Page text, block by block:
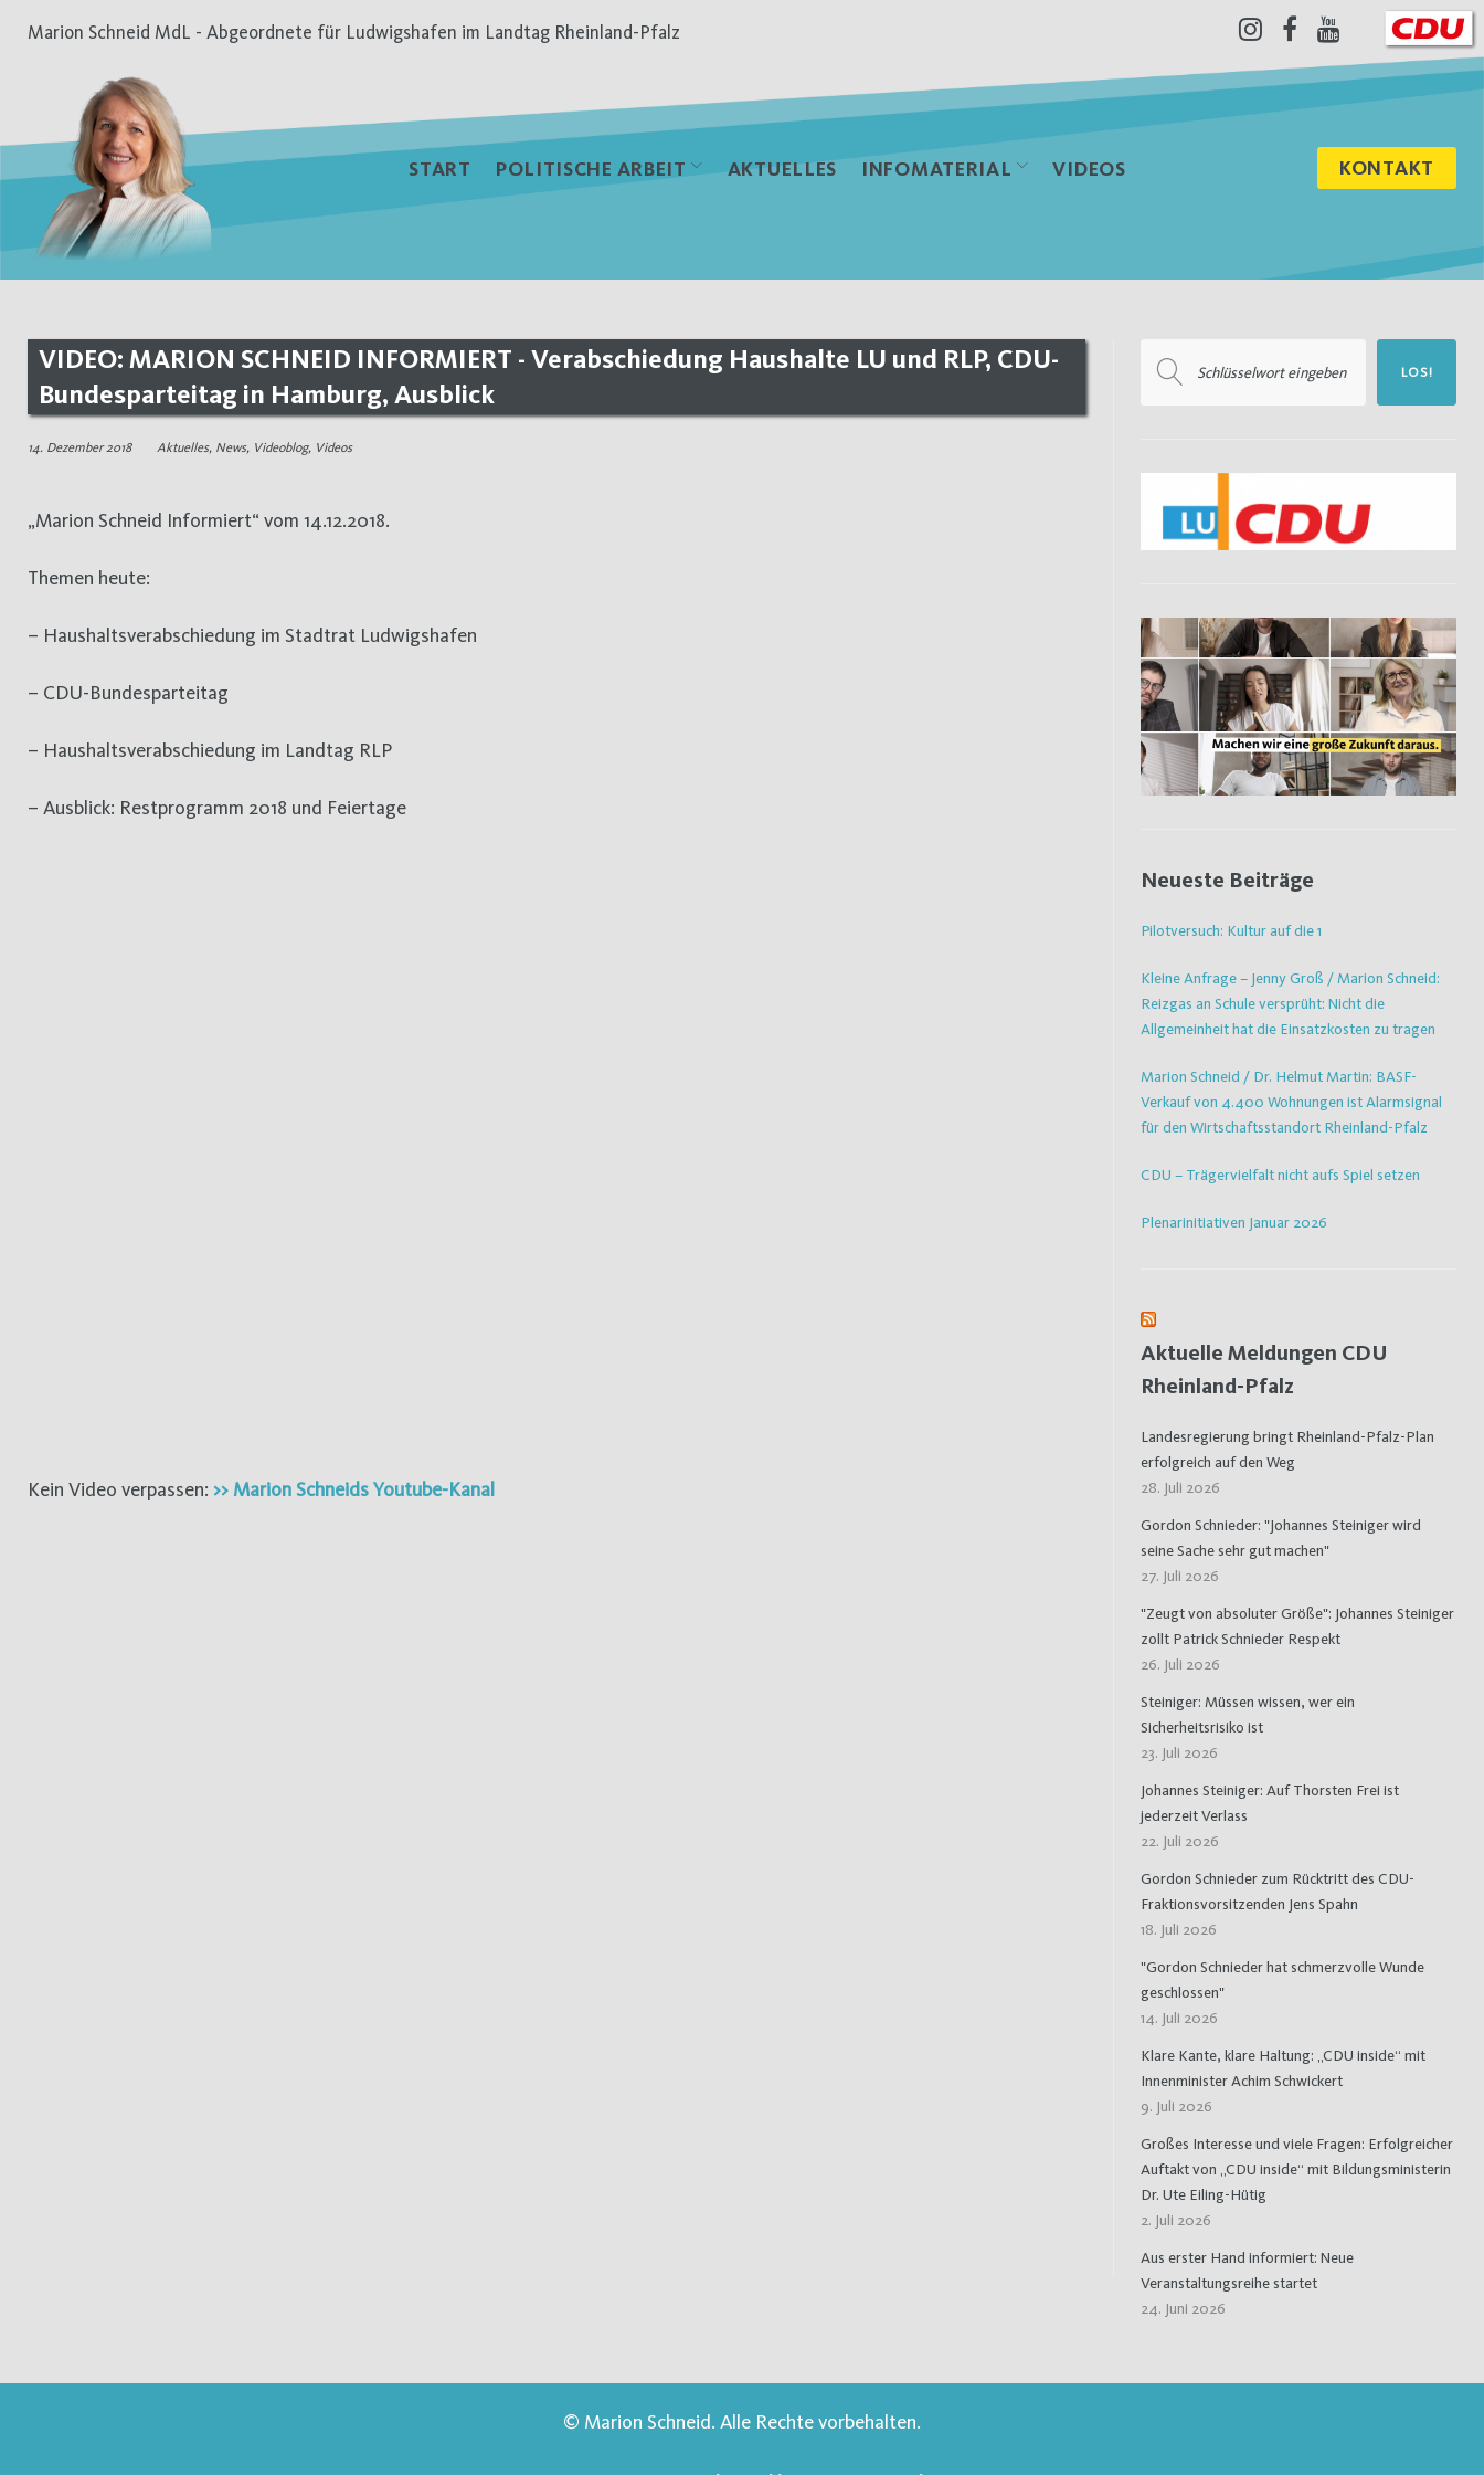
Inhalt
Marion Schneid MdL - Abgeordnete für Ludwigshafen im Landtag Rheinland-Pfalz
Instagram
Facebook
Youtube
START POLITISCHE ARBEIT AKTUELLES INFOMATERIAL VIDEOS KONTAKT
VIDEO: MARION SCHNEID INFORMIERT - Verabschiedung Haushalte LU und RLP, CDU-
Bundesparteitag in Hamburg, Ausblick
14. Dezember 2018 Aktuelles, News, Videoblog, Videos
„Marion Schneid Informiert“ vom 14.12.2018.
Themen heute:
– Haushaltsverabschiedung im Stadtrat Ludwigshafen
– CDU-Bundesparteitag
– Haushaltsverabschiedung im Landtag RLP
– Ausblick: Restprogramm 2018 und Feiertage
Kein Video verpassen: >> Marion Schneids Youtube-Kanal
nach:
LOS!
Neueste Beiträge
Pilotversuch: Kultur auf die 1
Kleine Anfrage – Jenny Groß / Marion Schneid:
Reizgas an Schule versprüht: Nicht die
Allgemeinheit hat die Einsatzkosten zu tragen
Marion Schneid / Dr. Helmut Martin: BASF-
Verkauf von 4.400 Wohnungen ist Alarmsignal
für den Wirtschaftsstandort Rheinland-Pfalz
CDU – Trägervielfalt nicht aufs Spiel setzen
Plenarinitiativen Januar 2026
Aktuelle Meldungen CDU
Rheinland-Pfalz
Landesregierung bringt Rheinland-Pfalz-Plan
erfolgreich auf den Weg
28. Juli 2026
Gordon Schnieder: "Johannes Steiniger wird
seine Sache sehr gut machen"
27. Juli 2026
"Zeugt von absoluter Größe": Johannes Steiniger
zollt Patrick Schnieder Respekt
26. Juli 2026
Steiniger: Müssen wissen, wer ein
Sicherheitsrisiko ist
23. Juli 2026
Johannes Steiniger: Auf Thorsten Frei ist
jederzeit Verlass
22. Juli 2026
Gordon Schnieder zum Rücktritt des CDU-
Fraktionsvorsitzenden Jens Spahn
18. Juli 2026
"Gordon Schnieder hat schmerzvolle Wunde
geschlossen"
14. Juli 2026
Klare Kante, klare Haltung: „CDU inside“ mit
Innenminister Achim Schwickert
9. Juli 2026
Großes Interesse und viele Fragen: Erfolgreicher
Auftakt von „CDU inside“ mit Bildungsministerin
Dr. Ute Eiling-Hütig
2. Juli 2026
Aus erster Hand informiert: Neue
Veranstaltungsreihe startet
24. Juni 2026
© Marion Schneid. Alle Rechte vorbehalten.